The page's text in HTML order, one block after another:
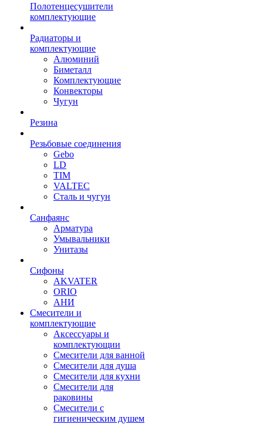
Полотенцесушители
комплектующие
Радиаторы и
комплектующие
Алюминий
Биметалл
Комплектующие
Конвекторы
Чугун
Резина
Резьбовые соединения
Gebo
LD
TIM
VALTEC
Сталь и чугун
Санфаянс
Арматура
Умывальники
Унитазы
Сифоны
AKVATER
ORIO
АНИ
Смесители и
комплектующие
Аксессуары и
комплектующии
Смесители для ванной
Смесители для душа
Смесители для кухни
Смесители для
раковины
Смесители с
гигиеническим душем